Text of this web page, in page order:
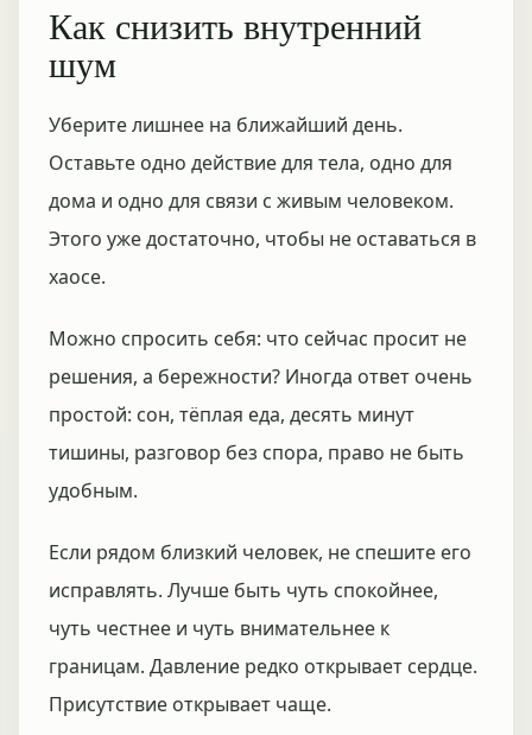
Как снизить внутренний
шум
Уберите лишнее на ближайший день.
Оставьте одно действие для тела, одно для
дома и одно для связи с живым человеком.
Этого уже достаточно, чтобы не оставаться в
хаосе.
Можно спросить себя: что сейчас просит не
решения, а бережности? Иногда ответ очень
простой: сон, тёплая еда, десять минут
тишины, разговор без спора, право не быть
удобным.
Если рядом близкий человек, не спешите его
исправлять. Лучше быть чуть спокойнее,
чуть честнее и чуть внимательнее к
границам. Давление редко открывает сердце.
Присутствие открывает чаще.